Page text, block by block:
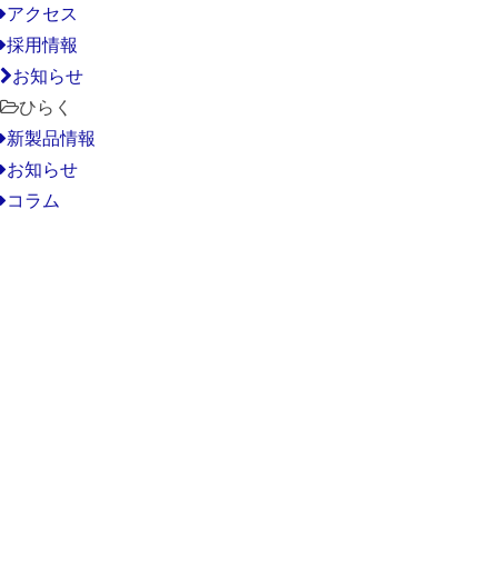
アクセス
採用情報
お知らせ
ひらく
新製品情報
お知らせ
コラム